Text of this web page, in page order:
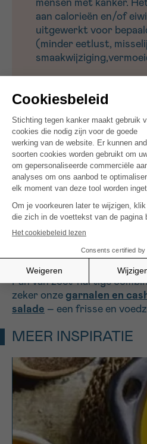
mensen met kanker.
aan calorieën en/of
uitgewerkt voor
(minder eetlust,
Energie: 693 kcal – Eiwitten:
Variatie : Vervang de
Vervang de notenmengeling
van andere noten (bv.
pecannoten, hazelnoten, …).
kidneybonen door
De recepten zijn een idee
Brande. Ze kwamen tot
eindwerk aan de KaHo Sint-
Stichting tegen Kanker.
Fan van zoet-hartige
zeker onze garnalen en
salade – een frisse en
MEER INSPIRATIE